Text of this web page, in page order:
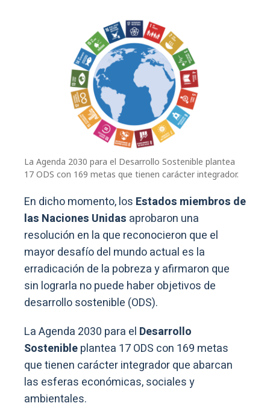
La Agenda 2030 para el Desarrollo Sostenible plantea
17 ODS con 169 metas que tienen carácter integrador.
En dicho momento, los Estados miembros de
las Naciones Unidas aprobaron una
resolución en la que reconocieron que el
mayor desafío del mundo actual es la
erradicación de la pobreza y afirmaron que
sin lograrla no puede haber objetivos de
desarrollo sostenible (ODS).
La Agenda 2030 para el Desarrollo
Sostenibleplantea 17 ODS con 169 metas
que tienen carácter integrador que abarcan
las esferas económicas, sociales y
ambientales.